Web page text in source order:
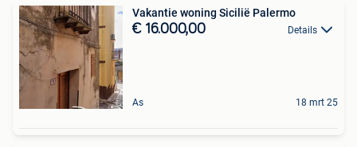
Vakantie woning Sicilië Palermo
€ 16.000,00 Details
As 18 mrt 25